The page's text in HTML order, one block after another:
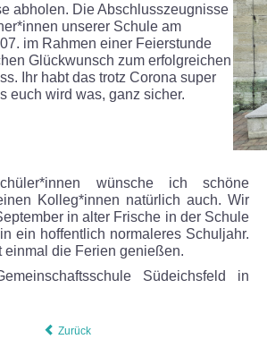
Thermomix
abholen. Die Abschlusszeugnisse
unserer Schule am
im Rahmen einer Feierstunde
Glückwunsch zum erfolgreichen
Ihr habt das trotz Corona super
euch wird was, ganz sicher.
wünsche ich schöne
Kolleg*innen natürlich auch. Wir
in alter Frische in der Schule
ein hoffentlich normaleres Schuljahr.
einmal die Ferien genießen.
Südeichsfeld in
Zurück